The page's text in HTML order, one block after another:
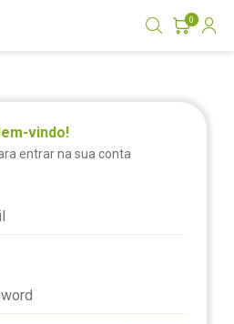
0
vindo!
entrar na sua conta